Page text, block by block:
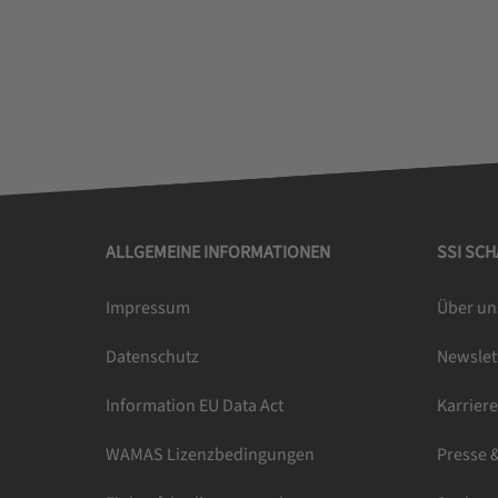
ALLGEMEINE INFORMATIONEN
Impressum
Datenschutz
Information EU Data Act
WAMAS Lizenzbedingungen
SSI
Über
Karriere
Presse